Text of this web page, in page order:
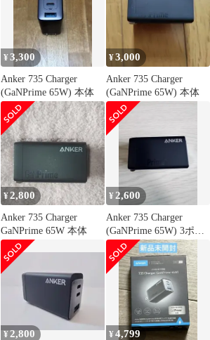
¥3,300
Anker 735 Charger
(GaNPrime 65W) 本体
¥3,000
Anker 735 Charger
(GaNPrime 65W) 本体
¥2,800
Anker 735 Charger
GaNPrime 65W 本体
¥ 2,600
Anker 735 Charger
(GaNPrime 65W) 3ポー
ト
¥2,800 ¥4,799